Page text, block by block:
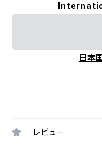
日本
レビュー